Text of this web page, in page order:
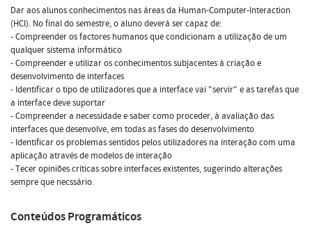
Dar aos alunos conhecimentos nas áreas da Human-Computer-Interaction
(HCI). No final do semestre, o aluno deverá ser capaz de:
- Compreender os factores humanos que condicionam a utilização de um
qualquer sistema informático
- Compreender e utilizar os conhecimentos subjacentes à criação e
desenvolvimento de interfaces
- Identificar o tipo de utilizadores que a interface vai "servir" e as tarefas que
a interface deve suportar
- Compreender a necessidade e saber como proceder, à avaliação das
interfaces que desenvolve, em todas as fases do desenvolvimento
- Identificar os problemas sentidos pelos utilizadores na interação com uma
aplicação através de modelos de interação
- Tecer opiniões críticas sobre interfaces existentes, sugerindo alterações
sempre que necssário.
Conteúdos Programáticos